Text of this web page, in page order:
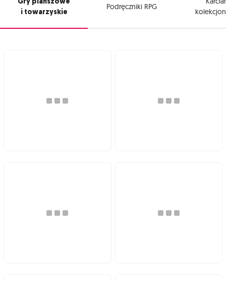
i towarzyskie
Podręczniki RPG